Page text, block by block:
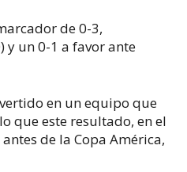
de 0-3,
y un 0-1 a favor ante
en un equipo que
que este resultado, en el
de la Copa América,